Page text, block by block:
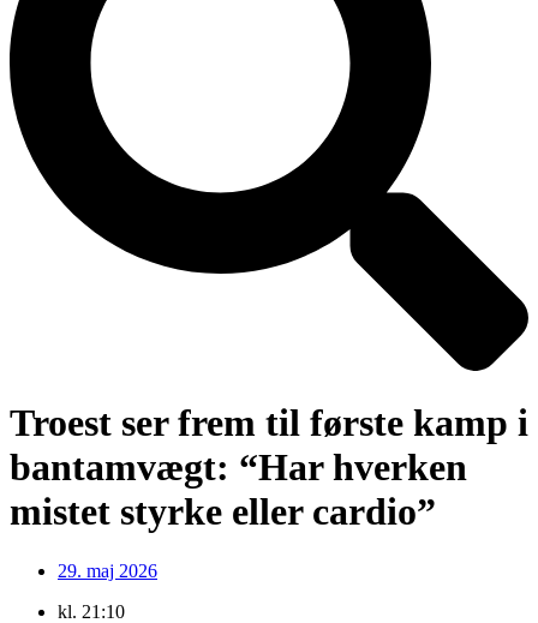
Troest ser frem til første kamp i
bantamvægt: “Har hverken
mistet styrke eller cardio”
29. maj 2026
kl. 21:10